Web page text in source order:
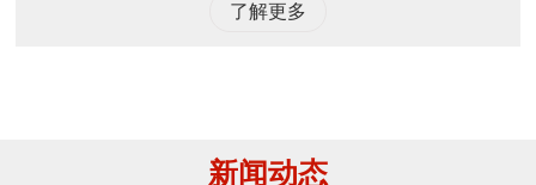
了解更多
新闻动态